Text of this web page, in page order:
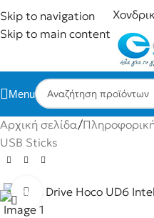
Skip to navigation
Skip to main content
Menu
Αρχική σελίδα/
USB Sticks
Click to enlarge